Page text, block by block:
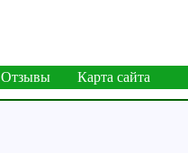
Отзывы
Карта сайта